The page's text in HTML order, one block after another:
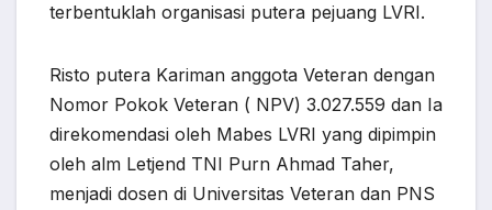
terbentuklah organisasi putera pejuang LVRI.
Risto putera Kariman anggota Veteran dengan
Nomor Pokok Veteran ( NPV) 3.027.559 dan Ia
direkomendasi oleh Mabes LVRI yang dipimpin
oleh alm Letjend TNI Purn Ahmad Taher,
menjadi dosen di Universitas Veteran dan PNS